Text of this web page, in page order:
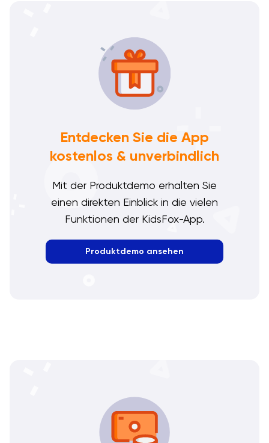
Entdecken Sie die App
kostenlos & unverbindlich
Mit der Produktdemo erhalten Sie
einen direkten Einblick in die vielen
Funktionen der KidsFox-App.
Produktdemo ansehen